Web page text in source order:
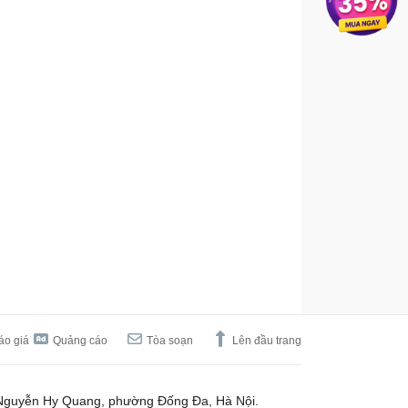
giá Quảng cáo Tòa soạn Lên đầu trang
Hy Quang, phường Đống Đa, Hà Nội.